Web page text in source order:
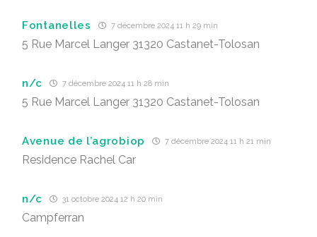
Fontanelles 7 décembre 2024 11 h 29 min
5 Rue Marcel Langer 31320 Castanet-Tolosan
n/c 7 décembre 2024 11 h 28 min
5 Rue Marcel Langer 31320 Castanet-Tolosan
Avenue de l’agrobiop 7 décembre 2024 11 h 21 min
Residence Rachel Car
n/c 31 octobre 2024 12 h 20 min
Campferran